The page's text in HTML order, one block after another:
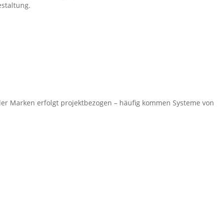
Marken erfolgt projektbezogen – häufig kommen Systeme von